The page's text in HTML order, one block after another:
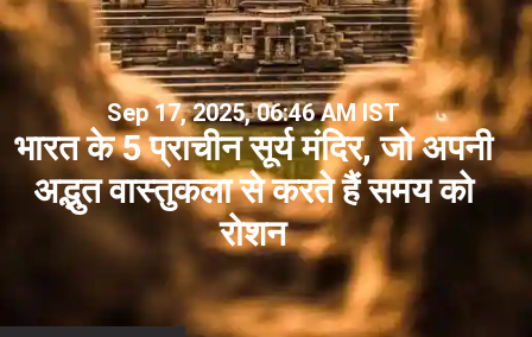
Sep 17, 2025, 06:46 AM IST
भारत के 5 प्राचीन सूर्य मंदिर, जो अपनी
अद्भुत वास्तुकला से करते हैं समय को
रोशन